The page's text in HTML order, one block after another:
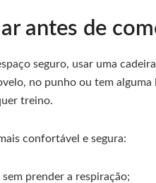
antes de
seguro, usar uma
no punho ou tem
treino.
confortável e segura:
prender a respiração;